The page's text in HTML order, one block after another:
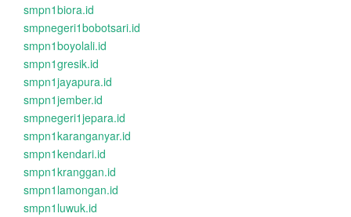
smpn1biora.id
smpnegeri1bobotsari.id
smpn1boyolali.id
smpn1gresik.id
smpn1jayapura.id
smpn1jember.id
smpnegeri1jepara.id
smpn1karanganyar.id
smpn1kendari.id
smpn1kranggan.id
smpn1lamongan.id
smpn1luwuk.id